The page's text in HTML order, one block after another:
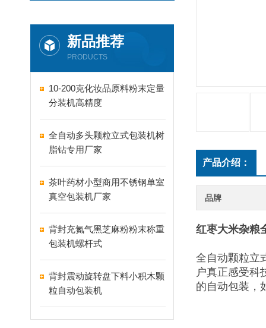
新品推荐
PRODUCTS
10-200克化妆品原料粉末定量
分装机高精度
全自动多头颗粒立式包装机树
脂钻专用厂家
茶叶药材小型商用不锈钢单室
真空包装机厂家
背封充氮气黑芝麻粉粉末称重
包装机螺杆式
背封震动旋转盘下料小积木颗
粒自动包装机
产品介绍：
品牌
红枣大米杂粮
全自动颗粒立
户真正感受科
的自动包装，